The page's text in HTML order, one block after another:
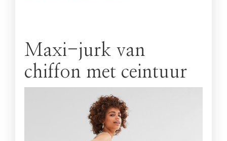
Maxi-jurk van
chiffon met ceintuur